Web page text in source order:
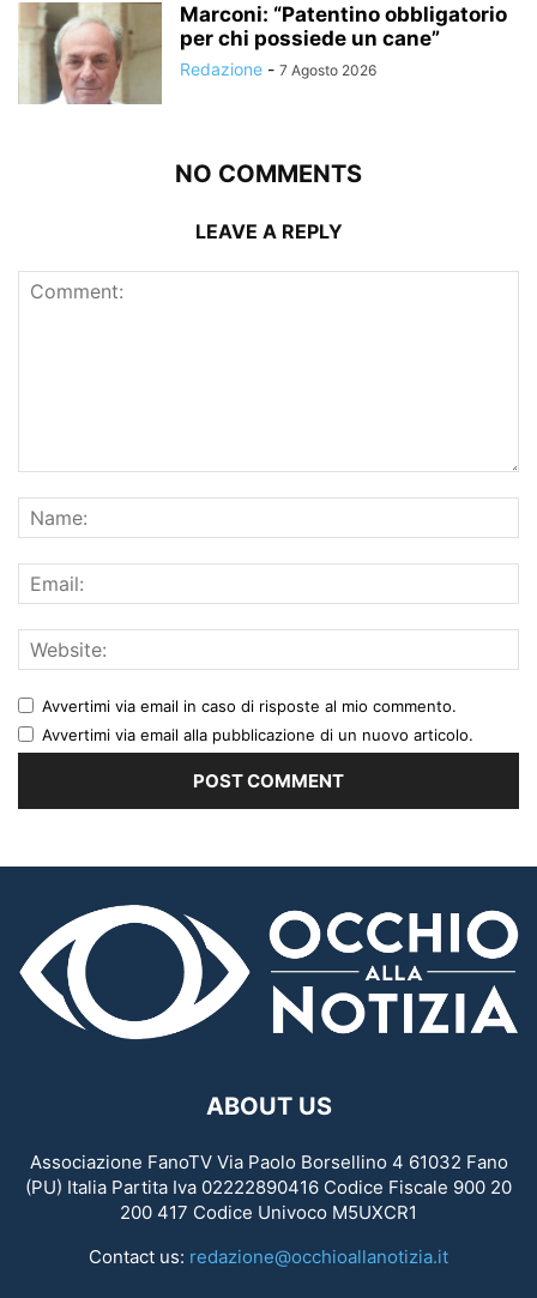
Marconi: “Patentino obbligatorio
per chi possiede un cane”
Redazione - 7 Agosto 2026
NO COMMENTS
LEAVE A REPLY
Avvertimi via email in caso di risposte al mio commento.
Avvertimi via email alla pubblicazione di un nuovo articolo.
ABOUT US
Associazione FanoTV Via Paolo Borsellino 4 61032 Fano
(PU) Italia Partita Iva 02222890416 Codice Fiscale 900 20
200 417 Codice Univoco M5UXCR1
Contact us: redazione@occhioallanotizia.it